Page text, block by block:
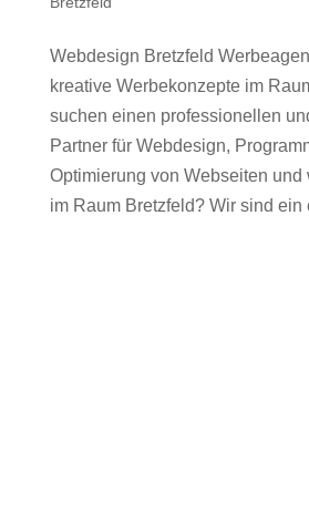
Webdesign Bretzfeld
kreative Werbekonzepte im
suchen einen professionellen
Partner für Webdesign,
Optimierung von Webseiten und
im Raum Bretzfeld? Wir sind ein